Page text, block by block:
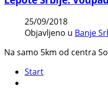
25/09/2018
Objavljeno u Banje
Na samo 5km od centra
Start